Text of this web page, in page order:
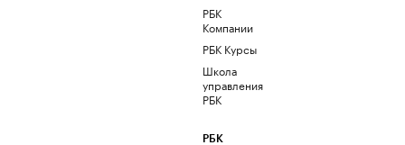
РБК
Компании
РБК Курсы
Школа
управления
РБК
РБК